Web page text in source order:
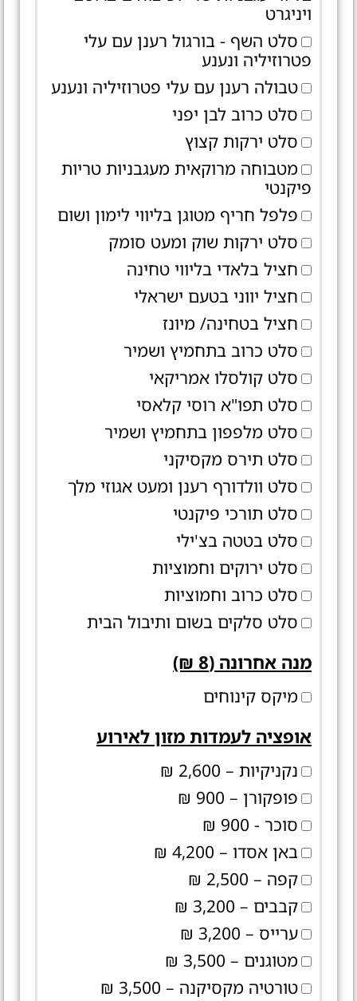
ויניגרט
סלט השף - בורגול רענן עם עלי
פטרוזיליה ונענע
טבולה רענן עם עלי פטרוזיליה ונענע
סלט כרוב לבן יפני
סלט ירקות קצוץ
מטבוחה מרוקאית מעגבניות טריות
פיקנטי
פלפל חריף מטוגן בליווי לימון ושום
סלט ירקות שוק ומעט סומק
חציל בלאדי בליווי טחינה
חציל יווני בטעם ישראלי
חציל בטחינה/ מיונז
סלט כרוב בתחמיץ ושמיר
סלט קולסלו אמריקאי
סלט תפו"א רוסי קלאסי
סלט מלפפון בתחמיץ ושמיר
סלט תירס מקסיקני
סלט וולדורף רענן ומעט אגוזי מלך
סלט תורכי פיקנטי
סלט בטטה בצ'ילי
סלט ירוקים וחמוציות
סלט כרוב וחמוציות
סלט סלקים בשום ותיבול הבית
מנה אחרונה (8 ₪)
מיקס קינוחים
אופציה לעמדות מזון לאירוע
נקניקיות – 2,600 ₪
פופקורן – 900 ₪
סוכר - 900 ₪
באן אסדו – 4,200 ₪
קפה – 2,500 ₪
קבבים – 3,200 ₪
ערייס – 3,200 ₪
מטוגנים – 3,500 ₪
טורטיה מקסיקנה – 3,500 ₪